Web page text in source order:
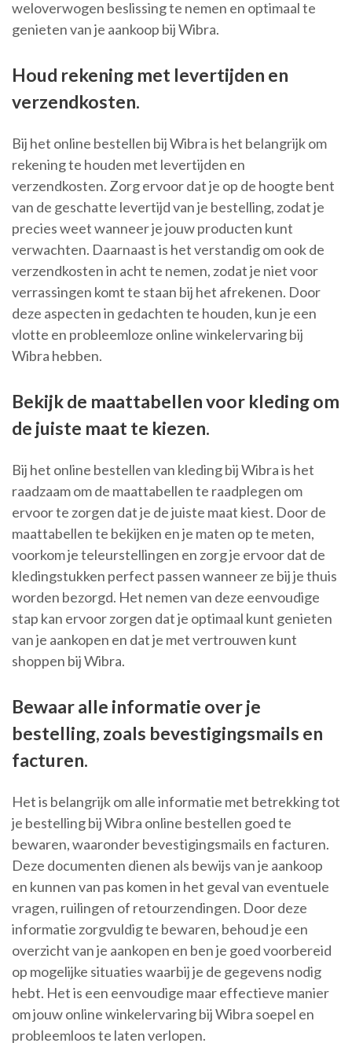
weloverwogen beslissing te nemen en optimaal te
genieten van je aankoop bij Wibra.
Houd rekening met levertijden en
verzendkosten.
Bij het online bestellen bij Wibra is het belangrijk om
rekening te houden met levertijden en
verzendkosten. Zorg ervoor dat je op de hoogte bent
van de geschatte levertijd van je bestelling, zodat je
precies weet wanneer je jouw producten kunt
verwachten. Daarnaast is het verstandig om ook de
verzendkosten in acht te nemen, zodat je niet voor
verrassingen komt te staan bij het afrekenen. Door
deze aspecten in gedachten te houden, kun je een
vlotte en probleemloze online winkelervaring bij
Wibra hebben.
Bekijk de maattabellen voor kleding om
de juiste maat te kiezen.
Bij het online bestellen van kleding bij Wibra is het
raadzaam om de maattabellen te raadplegen om
ervoor te zorgen dat je de juiste maat kiest. Door de
maattabellen te bekijken en je maten op te meten,
voorkom je teleurstellingen en zorg je ervoor dat de
kledingstukken perfect passen wanneer ze bij je thuis
worden bezorgd. Het nemen van deze eenvoudige
stap kan ervoor zorgen dat je optimaal kunt genieten
van je aankopen en dat je met vertrouwen kunt
shoppen bij Wibra.
Bewaar alle informatie over je
bestelling, zoals bevestigingsmails en
facturen.
Het is belangrijk om alle informatie met betrekking tot
je bestelling bij Wibra online bestellen goed te
bewaren, waaronder bevestigingsmails en facturen.
Deze documenten dienen als bewijs van je aankoop
en kunnen van pas komen in het geval van eventuele
vragen, ruilingen of retourzendingen. Door deze
informatie zorgvuldig te bewaren, behoud je een
overzicht van je aankopen en ben je goed voorbereid
op mogelijke situaties waarbij je de gegevens nodig
hebt. Het is een eenvoudige maar effectieve manier
om jouw online winkelervaring bij Wibra soepel en
probleemloos te laten verlopen.